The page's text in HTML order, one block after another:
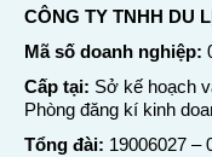
CÔNG TY TNHH DU
Mã số doanh nghiệp:
Cấp tại: Sở kế hoạch
Phòng đăng kí kinh
Tổng đài: 19006027 –